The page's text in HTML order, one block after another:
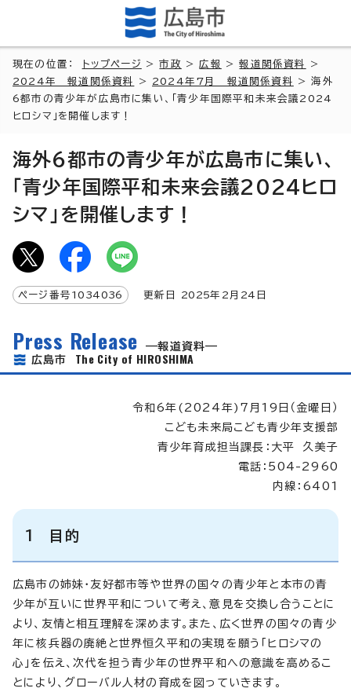
現在の位置： トップページ >市政 >広報 >報道関係資料
>
2024年 報道関係資料
> 2024年7月 報道関係資料
> 海外
6都市の青少年が広島市に集い、「青少年国際平和未来会議2024
ヒロシマ」を開催します！
海外6都市の青少年が広島市に集い、
「青少年国際平和未来会議2024ヒロ
シマ」を開催します！
ページ番号 1034036 更新日 2025年2月 24 日
Press Release
報道資料
広島市 The City of HIROSHIMA
令和6年(2024年)7月19日（金曜日）
こども未来局こども青少年支援部
青少年育成担当課長：大平 久美子
電話：504-2960
内線：6401
1 目的
広島市の姉妹・友好都市等や世界の国々の青少年と本市の青
少年が互いに世界平和について考え、意見を交換し合うことに
より、友情と相互理解を深めます。また、広く世界の国々の青少
年に核兵器の廃絶と世界恒久平和の実現を願う「ヒロシマの
心」を伝え、次代を担う青少年の世界平和への意識を高めるこ
とにより、グローバル人材の育成を図っていきます。